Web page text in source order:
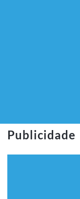
Publicidade